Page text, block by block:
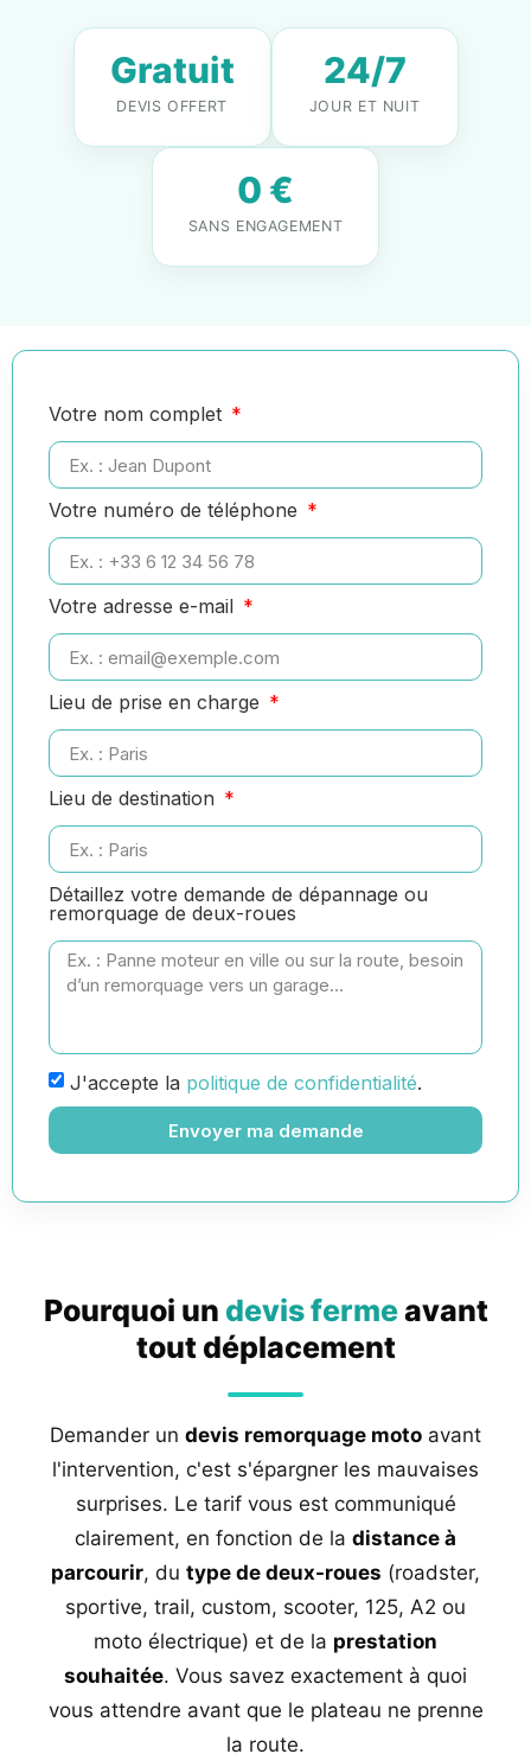
Gratuit
DEVIS OFFERT
24/7
JOUR ET NUIT
0 €
SANS ENGAGEMENT
Votre nom complet
Votre numéro de téléphone
Votre adresse e-mail
Lieu de prise en charge
Lieu de destination
Détaillez votre demande de dépannage ou
remorquage de deux-roues
J'accepte la politique de confidentialité.
Envoyer ma demande
Pourquoi un devis fermeavant
tout déplacement
Demander un devis remorquage moto avant
l'intervention, c'est s'épargner les mauvaises
surprises. Le tarif vous est communiqué
clairement, en fonction de la distance à
parcourir, du type de deux-roues (roadster,
sportive, trail, custom, scooter, 125, A2 ou
moto électrique) et de la prestation
souhaitée. Vous savez exactement à quoi
vous attendre avant que le plateau ne prenne
la route.